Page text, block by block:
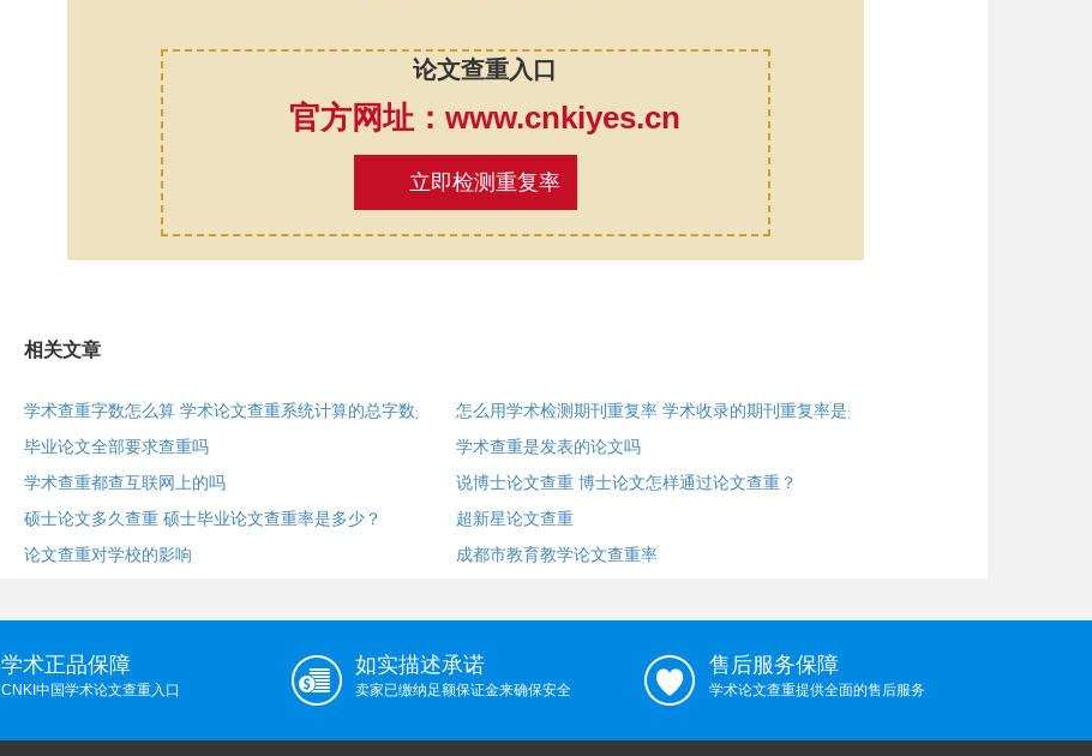
论文查重入口
官方网址：www.cnkiyes.cn
立即检测重复率
相关文章
学术查重字数怎么算 学术论文查重系统计算的总字数是
毕业论文全部要求查重吗
学术查重都查互联网上的吗
硕士论文多久查重 硕士毕业论文查重率是多少？
论文查重对学校的影响
怎么用学术检测期刊重复率 学术收录的期刊重复率是多
学术查重是发表的论文吗
说博士论文查重 博士论文怎样通过论文查重？
超新星论文查重
成都市教育教学论文查重率
学术正品保障
CNKI中国学术论文查重入口
如实描述承诺
卖家已缴纳足额保证金来确保安全
售后服务保障
学术论文查重提供全面的售后服务